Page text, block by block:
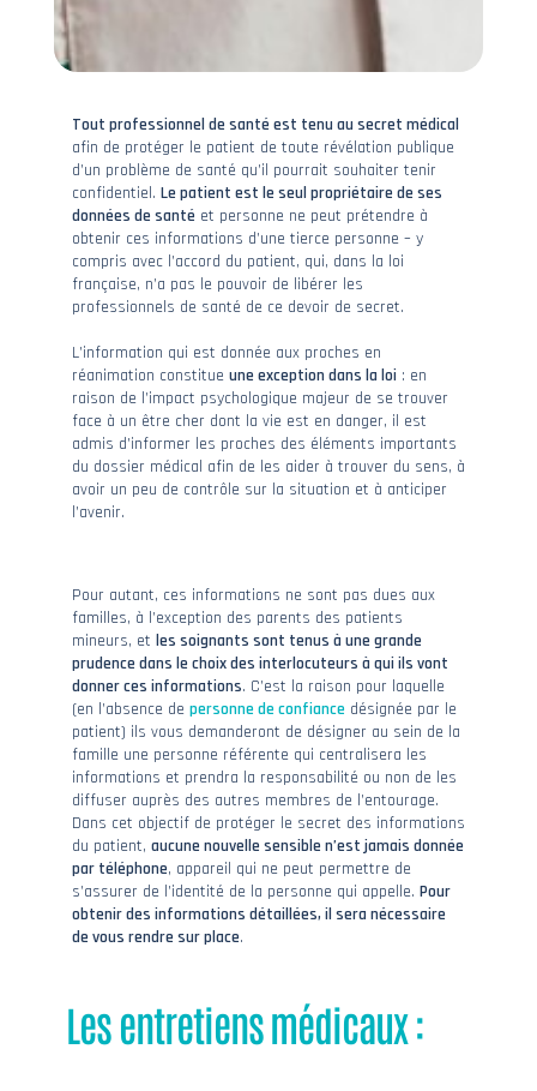
Tout professionnel de santé est tenu au secret médical
afin de protéger le patient de toute révélation publique
d’un problème de santé qu’il pourrait souhaiter tenir
confidentiel. Le patient est le seul propriétaire de ses
données de santé et personne ne peut prétendre à
obtenir ces informations d’une tierce personne – y
compris avec l’accord du patient, qui, dans la loi
française, n’a pas le pouvoir de libérer les
professionnels de santé de ce devoir de secret.
L’information qui est donnée aux proches en
réanimation constitue une exception dans la loi : en
raison de l’impact psychologique majeur de se trouver
face à un être cher dont la vie est en danger, il est
admis d’informer les proches des éléments importants
du dossier médical afin de les aider à trouver du sens, à
avoir un peu de contrôle sur la situation et à anticiper
l’avenir.
Pour autant, ces informations ne sont pas dues aux
familles, à l’exception des parents des patients
mineurs, et les soignants sont tenus à une grande
prudence dans le choix des interlocuteurs à qui ils vont
donner ces informations. C’est la raison pour laquelle
(en l’absence de personne de confiance désignée par le
patient) ils vous demanderont de désigner au sein de la
famille une personne référente qui centralisera les
informations et prendra la responsabilité ou non de les
diffuser auprès des autres membres de l’entourage.
Dans cet objectif de protéger le secret des informations
du patient, aucune nouvelle sensible n’est jamais donnée
par téléphone, appareil qui ne peut permettre de
s’assurer de l’identité de la personne qui appelle. Pour
obtenir des informations détaillées, il sera nécessaire
de vous rendre sur place.
Les entretiens médicaux :